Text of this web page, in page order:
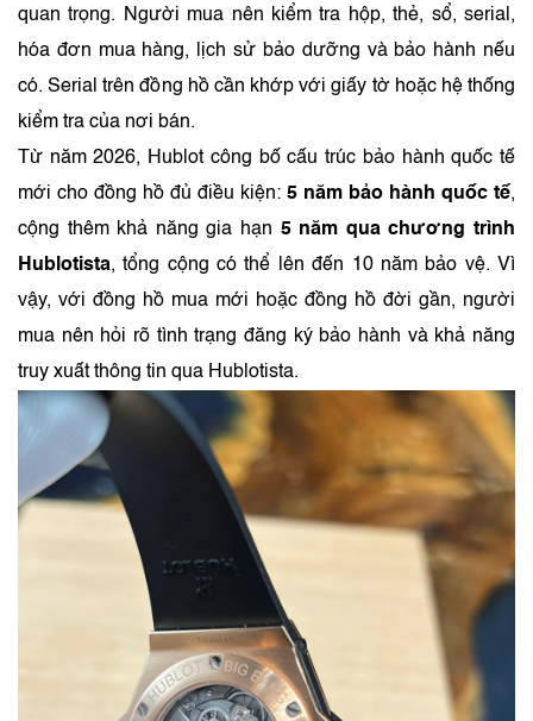
quan trọng. Người mua nên kiểm tra hộp, thẻ, sổ, serial,
hóa đơn mua hàng, lịch sử bảo dưỡng và bảo hành nếu
có. Serial trên đồng hồ cần khớp với giấy tờ hoặc hệ thống
kiểm tra của nơi bán.
Từ năm 2026, Hublot công bố cấu trúc bảo hành quốc tế
mới cho đồng hồ đủ điều kiện: 5 năm bảo hành quốc tế,
cộng thêm khả năng gia hạn 5 năm qua chương trình
Hublotista, tổng cộng có thể lên đến 10 năm bảo vệ. Vì
vậy, với đồng hồ mua mới hoặc đồng hồ đời gần, người
mua nên hỏi rõ tình trạng đăng ký bảo hành và khả năng
truy xuất thông tin qua Hublotista.